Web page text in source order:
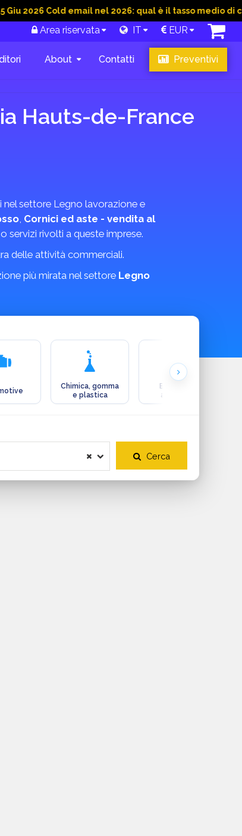
Cold email nel 2026: qual è il tasso medio di
Area riservata IT EUR
About Contatti Preventivi
Hauts-de-France
nel settore Legno lavorazione e
, Cornici ed aste - vendita al
servizi rivolti a queste imprese.
delle attività commerciali.
più mirata nel settore Legno
Chimica, gomma
e plastica
Ecologia e
ambiente
Cerca